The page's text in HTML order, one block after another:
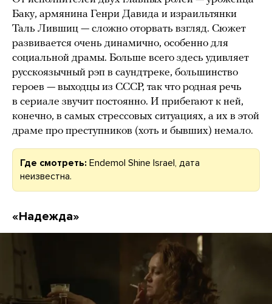
Баку, армянина Генри Давида и израильтянки
Таль Лившиц — сложно оторвать взгляд. Сюжет
развивается очень динамично, особенно для
социальной драмы. Больше всего здесь удивляет
русскоязычный рэп в саундтреке, большинство
героев — выходцы из СССР, так что родная речь
в сериале звучит постоянно. И прибегают к ней,
конечно, в самых стрессовых ситуациях, а их в этой
драме про преступников (хоть и бывших) немало.
Где смотреть: Endemol Shine Israel, дата
неизвестна.
«Надежда»